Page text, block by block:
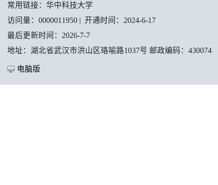
常用链接： 华中科技大学
访问量： 0000011950| 开通时间： 2024-6-17
最后更新时间： 2026-7-7
地址：湖北省武汉市洪山区珞喻路1037号 邮政编码：430074
电脑版